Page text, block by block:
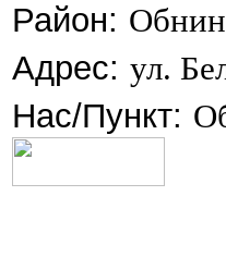
Район:
Адрес: ул.
Нас/Пункт: